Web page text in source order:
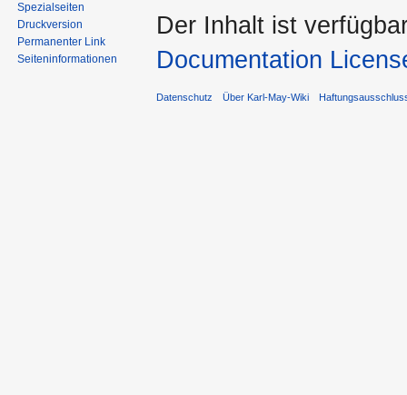
Spezialseiten
Druckversion
Permanenter Link
Seiten­informationen
Der Inhalt ist
Documentation
Datenschutz Über Karl-May-Wiki